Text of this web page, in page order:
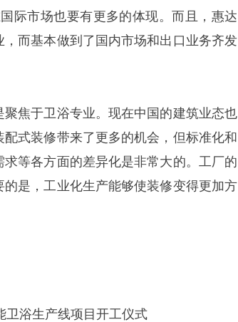
际市场也要有更多的体现。而且，惠达
而基本做到了国内市场和出口业务齐发
焦于卫浴专业。现在中国的建筑业态也
式装修带来了更多的机会，但标准化和
等各方面的差异化是非常大的。工厂的
是，工业化生产能够使装修变得更加方
浴生产线项目开工仪式